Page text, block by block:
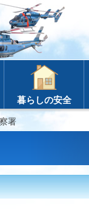
暮らしの安全
署